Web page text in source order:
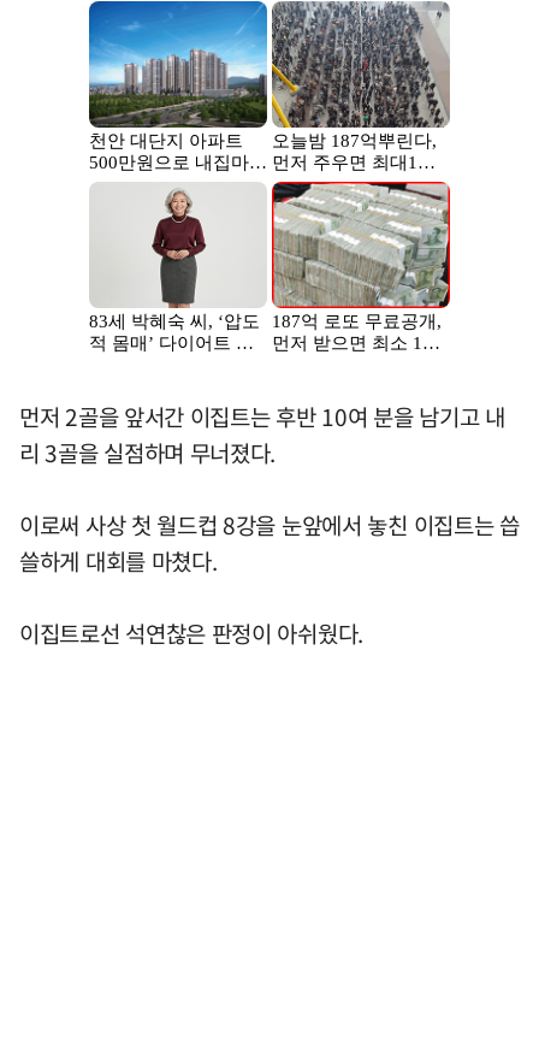
먼저 2골을 앞서간 이집트는 후반 10여 분을 남기고 내
리 3골을 실점하며 무너졌다.
이로써 사상 첫 월드컵 8강을 눈앞에서 놓친 이집트는 씁
쓸하게 대회를 마쳤다.
이집트로선 석연찮은 판정이 아쉬웠다.